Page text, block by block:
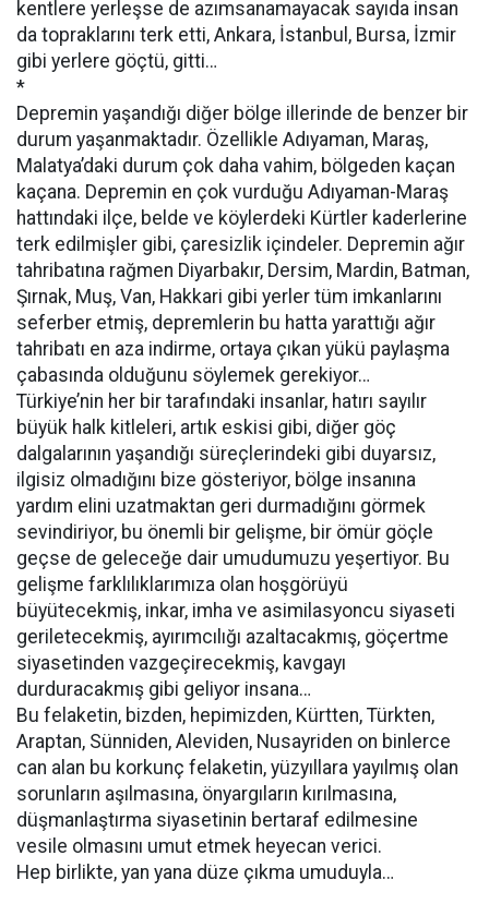
kentlere yerleşse de azımsanamayacak sayıda insan
da topraklarını terk etti, Ankara, İstanbul, Bursa, İzmir
gibi yerlere göçtü, gitti…
*
Depremin yaşandığı diğer bölge illerinde de benzer bir
durum yaşanmaktadır. Özellikle Adıyaman, Maraş,
Malatya’daki durum çok daha vahim, bölgeden kaçan
kaçana. Depremin en çok vurduğu Adıyaman-Maraş
hattındaki ilçe, belde ve köylerdeki Kürtler kaderlerine
terk edilmişler gibi, çaresizlik içindeler. Depremin ağır
tahribatına rağmen Diyarbakır, Dersim, Mardin, Batman,
Şırnak, Muş, Van, Hakkari gibi yerler tüm imkanlarını
seferber etmiş, depremlerin bu hatta yarattığı ağır
tahribatı en aza indirme, ortaya çıkan yükü paylaşma
çabasında olduğunu söylemek gerekiyor…
Türkiye’nin her bir tarafındaki insanlar, hatırı sayılır
büyük halk kitleleri, artık eskisi gibi, diğer göç
dalgalarının yaşandığı süreçlerindeki gibi duyarsız,
ilgisiz olmadığını bize gösteriyor, bölge insanına
yardım elini uzatmaktan geri durmadığını görmek
sevindiriyor, bu önemli bir gelişme, bir ömür göçle
geçse de geleceğe dair umudumuzu yeşertiyor. Bu
gelişme farklılıklarımıza olan hoşgörüyü
büyütecekmiş, inkar, imha ve asimilasyoncu siyaseti
geriletecekmiş, ayırımcılığı azaltacakmış, göçertme
siyasetinden vazgeçirecekmiş, kavgayı
durduracakmış gibi geliyor insana…
Bu felaketin, bizden, hepimizden, Kürtten, Türkten,
Araptan, Sünniden, Aleviden, Nusayriden on binlerce
can alan bu korkunç felaketin, yüzyıllara yayılmış olan
sorunların aşılmasına, önyargıların kırılmasına,
düşmanlaştırma siyasetinin bertaraf edilmesine
vesile olmasını umut etmek heyecan verici.
Hep birlikte, yan yana düze çıkma umuduyla…